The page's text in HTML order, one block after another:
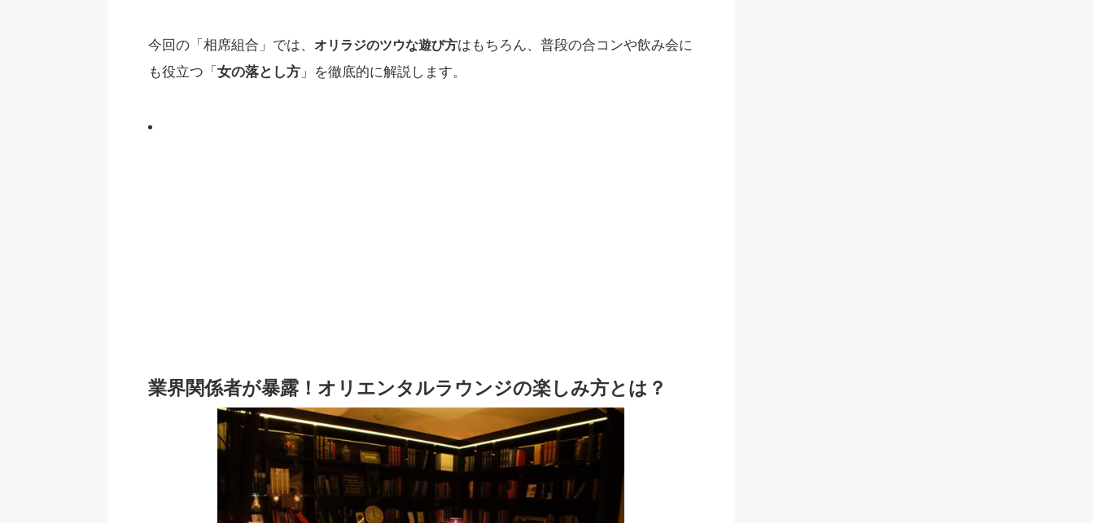
今回の「相席組合」では、 オリラジのツウな遊び方はもちろん、普段の合コンや飲み会に
も役立つ「 女の落とし方 」を徹底的に解説します。
業界関係者が暴露！オリエンタルラウンジの楽しみ方とは？